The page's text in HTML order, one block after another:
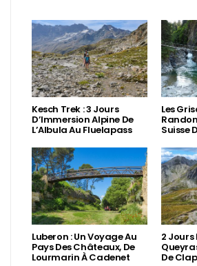
Kesch Trek : 3 Jours
D’Immersion Alpine De
L’Albula Au Fluelapass
Les
Suisse
Luberon : Un Voyage Au
Pays Des Châteaux, De
Lourmarin À Cadenet
2 Jours
De